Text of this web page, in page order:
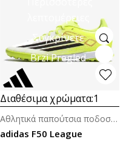
λεπτομέρειες
Συγκρίνετε
Brzi Pregled
Διαθέσιμα χρώματα:1
adidas F50 League
Αθλητικά παπούτσια ποδοσφαίρου για άνδρες